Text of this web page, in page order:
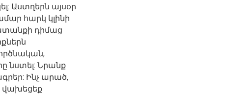
Աստղերն այսօր
հարկ կլինի
դիմաց
նստել: Նրանք
Ինչ արած,
վախեցեք